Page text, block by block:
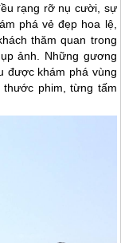
rạng rỡ nụ cười, sự
phá vẻ đẹp hoa lệ,
thăm quan trong
ảnh. Những gương
được khám phá vùng
phim, từng tấm